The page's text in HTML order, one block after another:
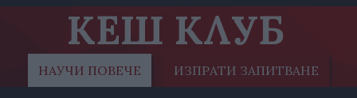
КЕШ КЛУБ
НАУЧИ ПОВЕЧЕ ИЗПРАТИ ЗАПИТВАНЕ